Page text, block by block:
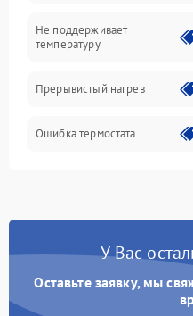
Не поддерживает
температуру
Прерывистый нагрев
Ошибка термостата
У Вас
Оставьте заявку, мы